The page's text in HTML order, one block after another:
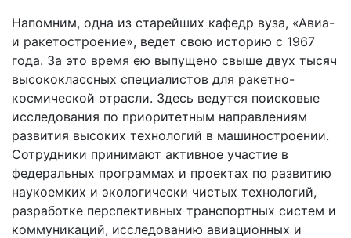
Напомним, одна из старейших кафедр вуза, «Авиа-
и ракетостроение», ведет свою историю с 1967
года. За это время ею выпущено свыше двух тысяч
высококлассных специалистов для ракетно-
космической отрасли. Здесь ведутся поисковые
исследования по приоритетным направлениям
развития высоких технологий в машиностроении.
Сотрудники принимают активное участие в
федеральных программах и проектах по развитию
наукоемких и экологически чистых технологий,
разработке перспективных транспортных систем и
коммуникаций, исследованию авиационных и